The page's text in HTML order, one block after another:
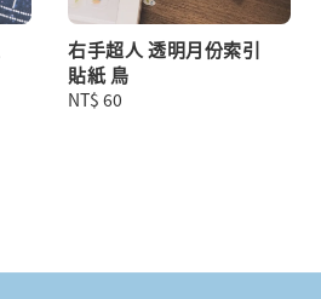
右手超人 透明月份索引
貼紙 鳥
Regular
NT$ 60